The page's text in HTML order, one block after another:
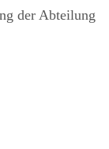
der Abteilung